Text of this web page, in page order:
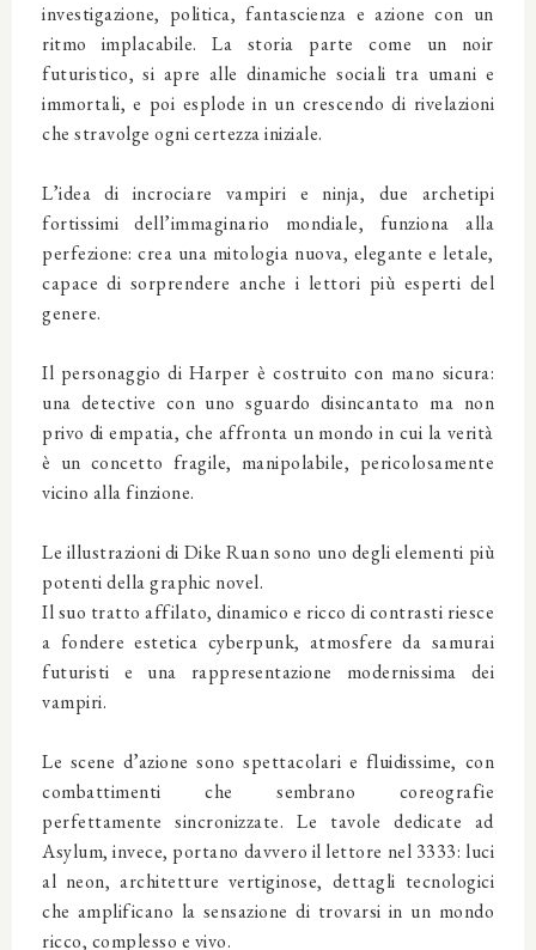
investigazione, politica, fantascienza e azione con un
ritmo implacabile. La storia parte come un noir
futuristico, si apre alle dinamiche sociali tra umani e
immortali, e poi esplode in un crescendo di rivelazioni
che stravolge ogni certezza iniziale.
L’idea di incrociare vampiri e ninja, due archetipi
fortissimi dell’immaginario mondiale, funziona alla
perfezione: crea una mitologia nuova, elegante e letale,
capace di sorprendere anche i lettori più esperti del
genere.
Il personaggio di Harper è costruito con mano sicura:
una detective con uno sguardo disincantato ma non
privo di empatia, che affronta un mondo in cui la verità
è un concetto fragile, manipolabile, pericolosamente
vicino alla finzione.
Le illustrazioni di Dike Ruan sono uno degli elementi più
potenti della graphic novel.
Il suo tratto affilato, dinamico e ricco di contrasti riesce
a fondere estetica cyberpunk, atmosfere da samurai
futuristi e una rappresentazione modernissima dei
vampiri.
Le scene d’azione sono spettacolari e fluidissime, con
combattimenti che sembrano coreografie
perfettamente sincronizzate. Le tavole dedicate ad
Asylum, invece, portano davvero il lettore nel 3333: luci
al neon, architetture vertiginose, dettagli tecnologici
che amplificano la sensazione di trovarsi in un mondo
ricco, complesso e vivo.